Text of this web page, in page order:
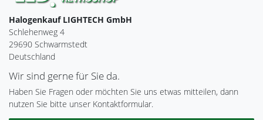
Halogenkauf LIGHTECH GmbH
Schlehenweg 4
29690 Schwarmstedt
Deutschland
Wir sind gerne für Sie da.
Haben Sie Fragen oder möchten Sie uns etwas mitteilen, dann
nutzen Sie bitte unser Kontaktformular.